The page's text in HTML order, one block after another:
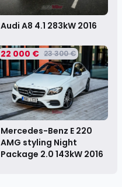
Audi A8 4.1 283kW 2016
22 000 € 23 300 €
Mercedes-Benz E 220
AMG styling Night
Package 2.0 143kW 2016